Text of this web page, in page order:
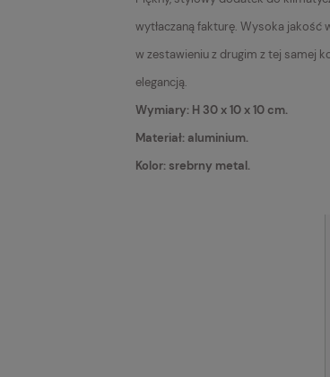
wytłaczaną fakturę. Wysoka jakość
w zestawieniu z drugim z tej samej
elegancją.
Wymiary: H 30 x 10 x 10 cm.
Materiał: aluminium.
Kolor: srebrny metal.